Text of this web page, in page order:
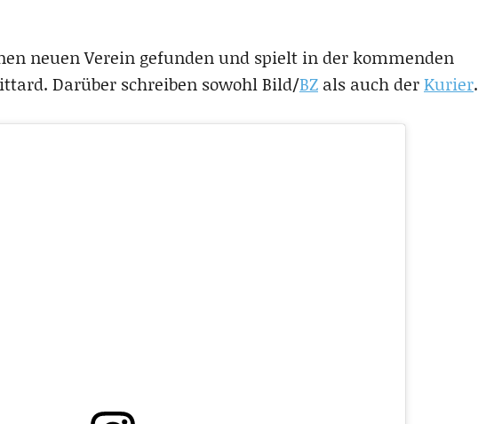
neuen Verein gefunden und spielt in der kommenden
Darüber schreiben sowohl Bild/BZ als auch derKurier.